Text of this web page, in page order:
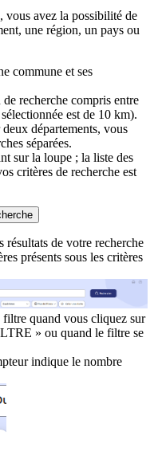
vous avez la possibilité de
une région, un pays ou
commune et ses
recherche compris entre
est de 10 km).
départements, vous
séparées.
sur la loupe ; la liste des
critères de recherche est
de votre recherche
présents sous les critères
filtre quand vous cliquez sur
» ou quand le filtre se
indique le nombre